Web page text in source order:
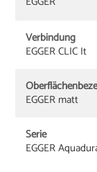
Verbindung
EGGER CLIC It
EGGER matt
Serie
EGGER